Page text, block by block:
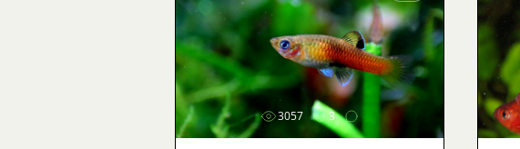
Bild
3057 3